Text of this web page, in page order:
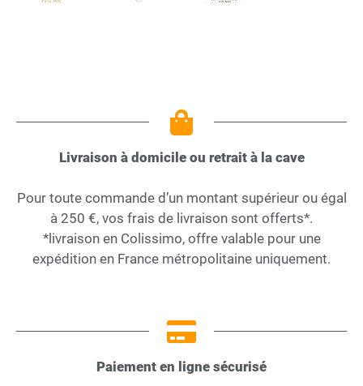
Livraison à domicile ou retrait à la cave
Pour toute commande d’un montant supérieur ou égal
à 250 €, vos frais de livraison sont offerts*.
*livraison en Colissimo, offre valable pour une
expédition en France métropolitaine uniquement.
Paiement en ligne sécurisé